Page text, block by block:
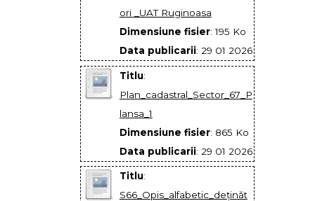
ori _UAT Ruginoasa
Dimensiune fisier: 195 Ko
Data publicarii: 29 01 2026
Titlu:
Plan_cadastral_Sector_67_P
lansa_1
Dimensiune fisier: 865 Ko
Data publicarii: 29 01 2026
Titlu:
S66_Opis_alfabetic_deţinăt